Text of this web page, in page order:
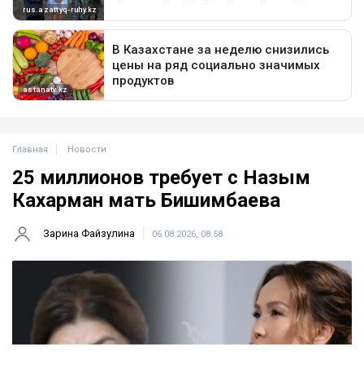
Главная Новости
25 миллионов требует с Назым
Кахарман мать Бишимбаева
Зарина Файзулина 06.08.2026, 08:58